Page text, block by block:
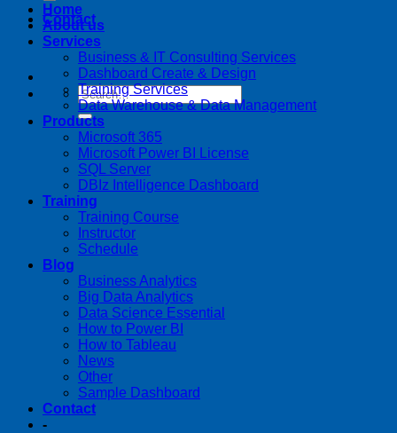
Contact
Home
About us
Services
Business & IT Consulting Services
Dashboard Create & Design
Training Services
Data Warehouse & Data Management
Products
Microsoft 365
Microsoft Power BI License
SQL Server
DBIz Intelligence Dashboard
Training
Training Course
Instructor
Schedule
Blog
Business Analytics
Big Data Analytics
Data Science Essential
How to Power BI
How to Tableau
News
Other
Sample Dashboard
Contact
-